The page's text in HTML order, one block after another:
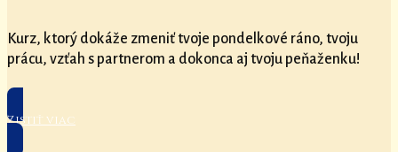
Kurz, ktorý dokáže zmeniť tvoje pondelkové ráno, tvoju
prácu, vzťah s partnerom a dokonca aj tvoju peňaženku!
Zistiť viac